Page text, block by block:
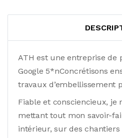
ATH est une entreprise de
Google 5*nConcrétisons
travaux d’embellissement
Fiable et consciencieux, je
mettant tout mon savoir-
intérieur, sur des